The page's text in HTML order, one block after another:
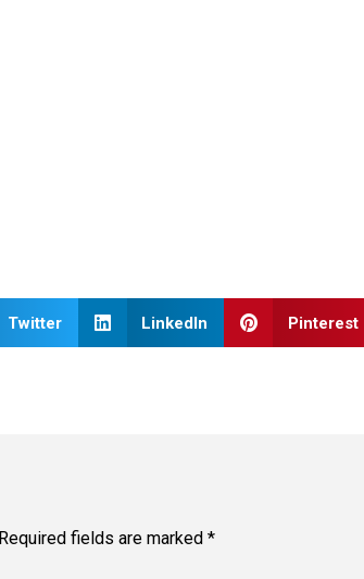
Twitter LinkedIn Pinterest
Required fields are marked *